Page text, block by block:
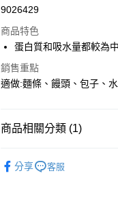
運送方式
• 付款後全家取貨
• 付款後7-11取貨
(請點開選項勾選)
9026429
商品特色
蛋白質和吸水量都較為
銷售重點
適做:麵條、饅頭、包子、
商品相關分類 (1)
分享
客服